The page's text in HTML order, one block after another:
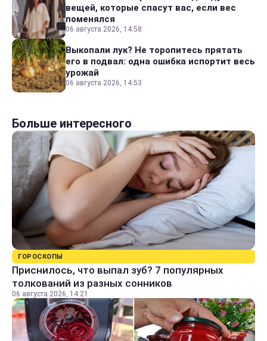
вещей, которые спасут вас, если вес
поменялся
06 августа 2026, 14:58
Выкопали лук? Не торопитесь прятать
его в подвал: одна ошибка испортит весь
урожай
06 августа 2026, 14:53
Больше интересного
ГОРОСКОПЫ
Приснилось, что выпал зуб? 7 популярных
толкований из разных сонников
06 августа 2026, 14:21